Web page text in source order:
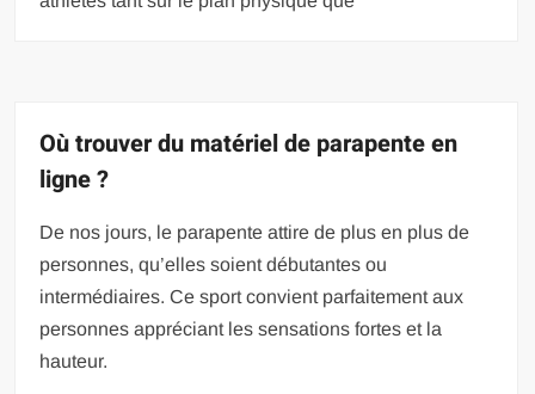
Où trouver du matériel de parapente en
ligne ?
De nos jours, le parapente attire de plus en plus de
personnes, qu’elles soient débutantes ou
intermédiaires. Ce sport convient parfaitement aux
personnes appréciant les sensations fortes et la
hauteur.